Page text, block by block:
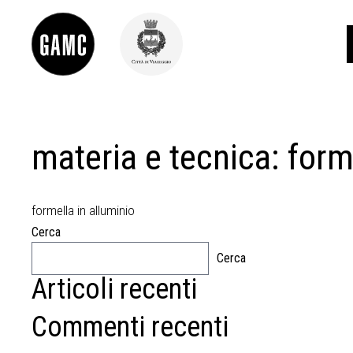
INFO
CONTATTI
LORENZO VIANI
materia e tecnica:
formella in alluminio
Cerca
Cerca
Articoli recenti
Commenti recenti